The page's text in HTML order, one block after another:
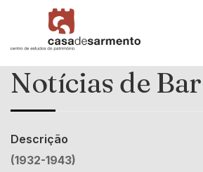
Notícias de
Descrição
(1932-1943)